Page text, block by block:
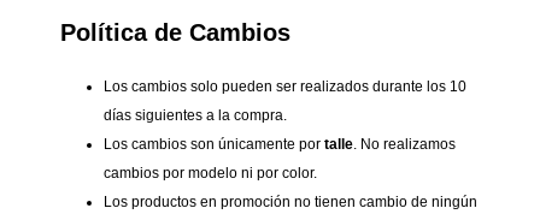
Política de Cambios
Los cambios solo pueden ser realizados durante los 10
días siguientes a la compra.
Los cambios son únicamente por talle. No realizamos
cambios por modelo ni por color.
Los productos en promoción no tienen cambio de ningún